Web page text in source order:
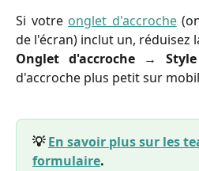
Si votre onglet d'accroche
de l'écran) inclut un, réduisez
Onglet d'accroche
→ Style
d'accroche plus petit sur
💡 En savoir plus sur les
formulaire.